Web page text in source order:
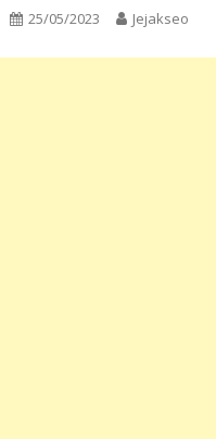
25/05/2023 Jejakseo